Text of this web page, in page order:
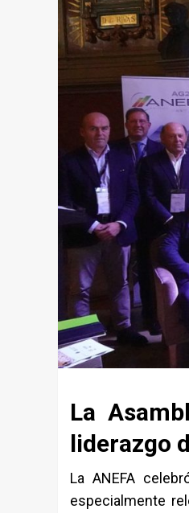
La
liderazgo
LaANEFA
especialmente